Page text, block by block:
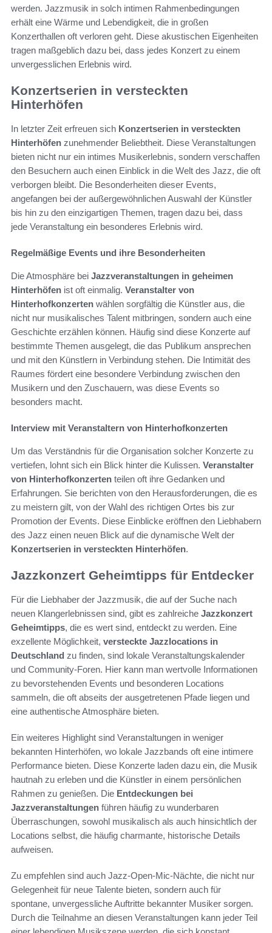
werden. Jazzmusik in solch intimen Rahmenbedingungen
erhält eine Wärme und Lebendigkeit, die in großen
Konzerthallen oft verloren geht. Diese akustischen Eigenheiten
tragen maßgeblich dazu bei, dass jedes Konzert zu einem
unvergesslichen Erlebnis wird.
Konzertserien in versteckten
Hinterhöfen
In letzter Zeit erfreuen sich Konzertserien in versteckten
Hinterhöfen zunehmender Beliebtheit. Diese Veranstaltungen
bieten nicht nur ein intimes Musikerlebnis, sondern verschaffen
den Besuchern auch einen Einblick in die Welt des Jazz, die oft
verborgen bleibt. Die Besonderheiten dieser Events,
angefangen bei der außergewöhnlichen Auswahl der Künstler
bis hin zu den einzigartigen Themen, tragen dazu bei, dass
jede Veranstaltung ein besonderes Erlebnis wird.
Regelmäßige Events und ihre Besonderheiten
Die Atmosphäre bei Jazzveranstaltungen in geheimen
Hinterhöfen ist oft einmalig. Veranstalter von
Hinterhofkonzerten wählen sorgfältig die Künstler aus, die
nicht nur musikalisches Talent mitbringen, sondern auch eine
Geschichte erzählen können. Häufig sind diese Konzerte auf
bestimmte Themen ausgelegt, die das Publikum ansprechen
und mit den Künstlern in Verbindung stehen. Die Intimität des
Raumes fördert eine besondere Verbindung zwischen den
Musikern und den Zuschauern, was diese Events so
besonders macht.
Interview mit Veranstaltern von Hinterhofkonzerten
Um das Verständnis für die Organisation solcher Konzerte zu
vertiefen, lohnt sich ein Blick hinter die Kulissen. Veranstalter
von Hinterhofkonzerten teilen oft ihre Gedanken und
Erfahrungen. Sie berichten von den Herausforderungen, die es
zu meistern gilt, von der Wahl des richtigen Ortes bis zur
Promotion der Events. Diese Einblicke eröffnen den Liebhabern
des Jazz einen neuen Blick auf die dynamische Welt der
Konzertserien in versteckten Hinterhöfen.
Jazzkonzert Geheimtipps für Entdecker
Für die Liebhaber der Jazzmusik, die auf der Suche nach
neuen Klangerlebnissen sind, gibt es zahlreiche Jazzkonzert
Geheimtipps, die es wert sind, entdeckt zu werden. Eine
exzellente Möglichkeit, versteckte Jazzlocations in
Deutschland zu finden, sind lokale Veranstaltungskalender
und Community-Foren. Hier kann man wertvolle Informationen
zu bevorstehenden Events und besonderen Locations
sammeln, die oft abseits der ausgetretenen Pfade liegen und
eine authentische Atmosphäre bieten.
Ein weiteres Highlight sind Veranstaltungen in weniger
bekannten Hinterhöfen, wo lokale Jazzbands oft eine intimere
Performance bieten. Diese Konzerte laden dazu ein, die Musik
hautnah zu erleben und die Künstler in einem persönlichen
Rahmen zu genießen. Die Entdeckungen bei
Jazzveranstaltungen führen häufig zu wunderbaren
Überraschungen, sowohl musikalisch als auch hinsichtlich der
Locations selbst, die häufig charmante, historische Details
aufweisen.
Zu empfehlen sind auch Jazz-Open-Mic-Nächte, die nicht nur
Gelegenheit für neue Talente bieten, sondern auch für
spontane, unvergessliche Auftritte bekannter Musiker sorgen.
Durch die Teilnahme an diesen Veranstaltungen kann jeder Teil